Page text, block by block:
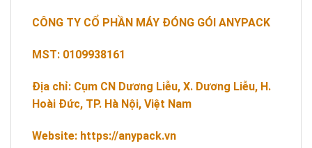
CÔNG TY CỔ PHẦN MÁY ĐÓNG GÓI ANYPACK
MST: 0109938161
Địa chỉ: Cụm CN Dương Liễu, X. Dương Liễu, H.
Hoài Đức, TP. Hà Nội, Việt Nam
Website: https://anypack.vn